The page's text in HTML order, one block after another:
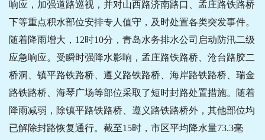
响应，加强道路巡视，并对山西路济南路口、孟庄路铁路桥
下等重点积水部位安排专人值守，及时处置各类突发事件。
随着降雨增大，12时10分，青岛水务排水公司启动防汛二级
应急响应。受瞬时强降水影响，孟庄路铁路桥、沧台路胶二
桥洞、镇平路铁路桥、遵义路铁路桥、海岸路铁路桥、瑞金
路铁路桥、海琴广场等部位采取了短时封路处置措施。随着
降雨减弱，除镇平路铁路桥、遵义路铁路桥外，其他部位均
已解除封路恢复通行。截至15时，市区平均降水量73.3毫